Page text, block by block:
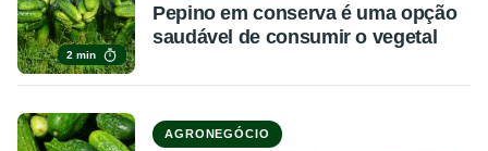
2 min
Pepino em conserva é uma opção
saudável de consumir o vegetal
AGRONEGÓCIO